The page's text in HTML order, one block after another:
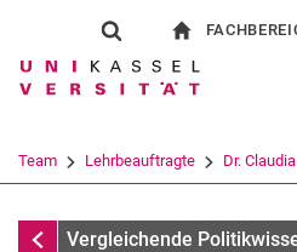
Suchformular
Suchbegriff
Suchen
Team Lehrbeauftragte Dr.
Lehrbeauftragte
Vergleichende